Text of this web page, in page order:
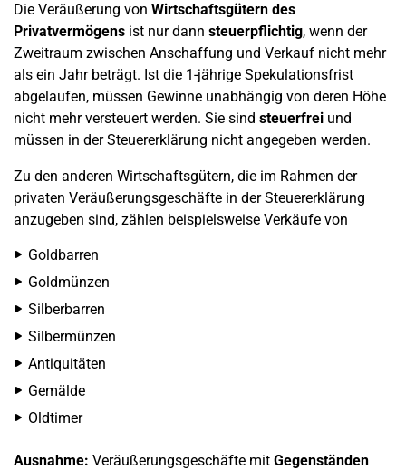
Die Veräußerung von Wirtschaftsgütern des
Privatvermögens ist nur dann steuerpflichtig, wenn der
Zweitraum zwischen Anschaffung und Verkauf nicht mehr
als ein Jahr beträgt. Ist die 1-jährige Spekulationsfrist
abgelaufen, müssen Gewinne unabhängig von deren Höhe
nicht mehr versteuert werden. Sie sind steuerfrei und
müssen in der Steuererklärung nicht angegeben werden.
Zu den anderen Wirtschaftsgütern, die im Rahmen der
privaten Veräußerungsgeschäfte in der Steuererklärung
anzugeben sind, zählen beispielsweise Verkäufe von
Goldbarren
Goldmünzen
Silberbarren
Silbermünzen
Antiquitäten
Gemälde
Oldtimer
Ausnahme: Veräußerungsgeschäfte mit Gegenständen